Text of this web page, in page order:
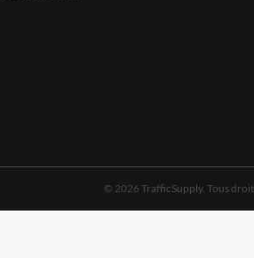
© 2026 TrafficSupply. Tous